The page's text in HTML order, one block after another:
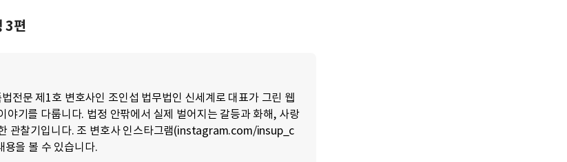
3편
전문 제1호 변호사인 조인섭 법무법인 신세계로 대표가 그린 웹
야기를 다룹니다. 법정 안팎에서 실제 벌어지는 갈등과 화해, 사랑
관찰기입니다. 조 변호사 인스타그램(instagram.com/insup_c
을 볼 수 있습니다.